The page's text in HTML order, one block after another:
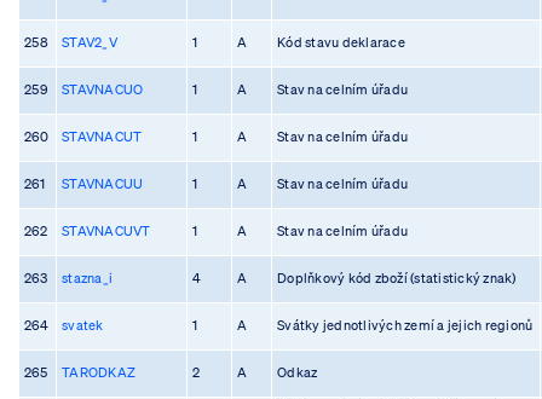
258 STAV2_V 1 A Kód stavu deklarace
259 STAVNACUO 1 A Stav na celním úřadu
260 STAVNACUT 1 A Stav na celním úřadu
261 STAVNACUU 1 A Stav na celním úřadu
262 STAVNACUVT 1 A Stav na celním úřadu
263 stazna_i 4 A Doplňkový kód zboží (statistický znak)
264 svatek 1 A Svátky jednotlivých zemí a jejich regionů
265 TARODKAZ 2 A Odkaz